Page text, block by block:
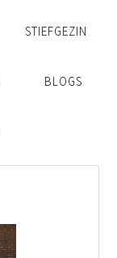
STIEFGEZIN
BLOGS